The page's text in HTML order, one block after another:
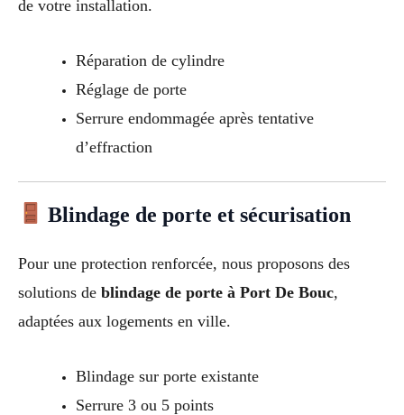
de votre installation.
Réparation de cylindre
Réglage de porte
Serrure endommagée après tentative
d’effraction
Blindage de porte et sécurisation
Pour une protection renforcée, nous proposons des
solutions de blindage de porte à Port De Bouc,
adaptées aux logements en ville.
Blindage sur porte existante
Serrure 3 ou 5 points